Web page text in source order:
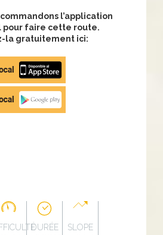
l’application
pour faire cette route.
la gratuitement ici:
DURÉE
SLOPE